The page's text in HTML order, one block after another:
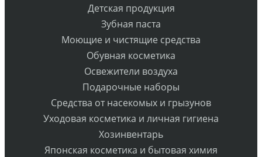
Детская продукция
Зубная паста
Моющие и чистящие средства
Обувная косметика
Освежители воздуха
Подарочные наборы
Средства от насекомых и грызунов
Уходовая косметика и личная гигиена
Хозинвентарь
Японская косметика и бытовая химия